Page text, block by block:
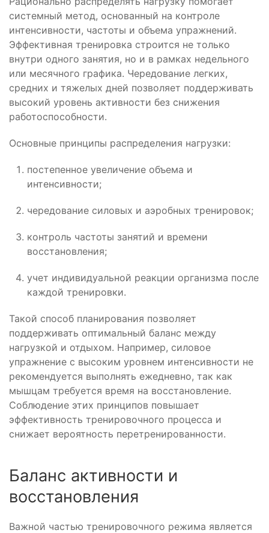
системный метод, основанный на контроле
интенсивности, частоты и объема упражнений.
Эффективная тренировка строится не только
внутри одного занятия, но и в рамках недельного
или месячного графика. Чередование легких,
средних и тяжелых дней позволяет поддерживать
высокий уровень активности без снижения
работоспособности.
Основные принципы распределения нагрузки:
постепенное увеличение объема и
интенсивности;
чередование силовых и аэробных тренировок;
контроль частоты занятий и времени
восстановления;
учет индивидуальной реакции организма после
каждой тренировки.
Такой способ планирования позволяет
поддерживать оптимальный баланс между
нагрузкой и отдыхом. Например, силовое
упражнение с высоким уровнем интенсивности не
рекомендуется выполнять ежедневно, так как
мышцам требуется время на восстановление.
Соблюдение этих принципов повышает
эффективность тренировочного процесса и
снижает вероятность перетренированности.
Баланс активности и
восстановления
Важной частью тренировочного режима является